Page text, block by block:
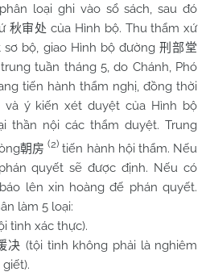
loại ghi vào sổ sách, sau đó
秋审处 của Hình bộ. Thu thẩm xứ
bộ, giao Hình bộ đường 刑部堂
tuần tháng 5, do Chánh, Phó
tiến hành thẩm nghị, đồng thời
ý kiến xét duyệt của Hình bộ
thần nội các thẩm duyệt. Trung
朝房 (2) tiến hành hội thẩm. Nếu
quyết sẽ được định. Nếu có
lên xin hoàng đế phán quyết.
làm 5 loại:
tình xác thực).
决 (tội tình không phải là nghiêm